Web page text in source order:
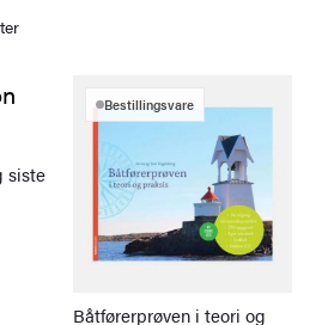
siste
Bestillingsvare
Båtførerprøven i teori og